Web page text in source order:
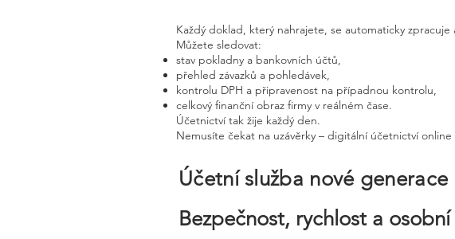
Každý doklad, který nahrajete, se automaticky
Můžete sledovat:
stav pokladny a bankovních účtů,
přehled závazků a pohledávek,
kontrolu DPH a připravenost na případnou kontrolu,
celkový finanční obraz firmy v reálném čase.
Účetnictví tak žije každý den.
Nemusíte čekat na uzávěrky – digitální účetnictví
Účetní služba nové generace
Bezpečnost, rychlost a